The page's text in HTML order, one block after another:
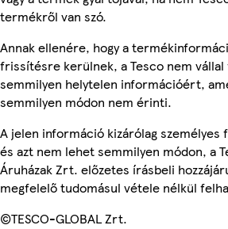
termékről van szó.
Annak ellenére, hogy a
frissítésre kerülnek, a Tesco nem
semmilyen helytelen információért,
semmilyen módon nem érinti.
A jelen információ kizárólag személyes
és azt nem lehet semmilyen módon, a
Áruházak Zrt. előzetes írásbeli
megfelelő tudomásul vétele nélkül
©TESCO-GLOBAL Zrt.